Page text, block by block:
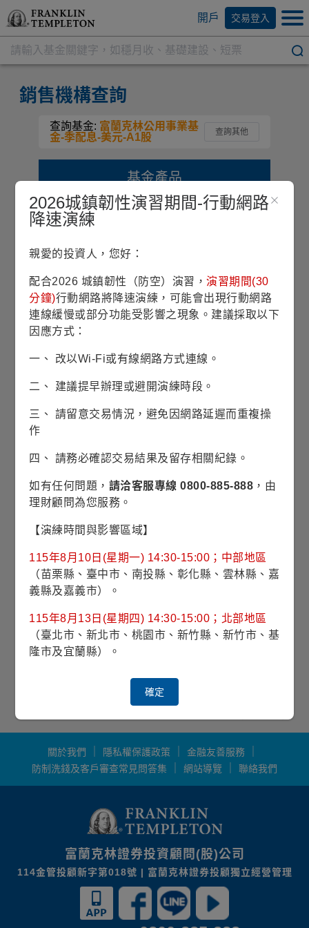
開戶 交易登入
銷售機構查詢
查詢基金: 富蘭克林公用事業基
金-季配息-美元-A1股
查詢其他
基金產品
富蘭克林公用事業基金
類別
配息方式
季配息
美元
A1
展開銷售機構
表示僅可承做單筆
(本銷售機構列表是依銀行代碼排序)
富蘭克林證券投顧 臺灣銀行
國泰世華 高雄銀行
台灣企銀 台中商銀
華泰銀行 新光銀行 陽信銀行
三信銀行 聯邦銀行
元大銀行 永豐銀行 玉山銀行
凱基銀行 安泰銀行 中國信託
*資料僅供參考，如有異動，以銀行規定辦法辦
關於我們 隱私權保護政策
金融友善服務
防制洗錢及客戶審查常見問答集
網站導覽 聯絡我們
富蘭克林證券投資顧問(股)公司
114金管投顧新字第018號 | 富蘭克林證券投顧獨立經營管理
2026城鎮韌性演習期間-行動網路
降速演練
親愛的投資人，您好：
配合2026 城鎮韌性（防空）演習，演習期間(30
分鐘)行動網路將降速演練，可能會出現行動網路
連線緩慢或部分功能受影響之現象。建議採取以下
因應方式：
一、 改以Wi-Fi或有線網路方式連線。
二、 建議提早辦理或避開演練時段。
三、 請留意交易情況，避免因網路延遲而重複操
作
四、 請務必確認交易結果及留存相關紀錄。
如有任何問題， 請洽客服專線 0800-885-888 ，由
理財顧問為您服務。
【演練時間與影響區域】
115年8月10日(星期一) 14:30-15:00；中部地區
（苗栗縣、臺中市、南投縣、彰化縣、雲林縣、嘉
義縣及嘉義市）。
115年8月13日(星期四) 14:30-15:00；北部地區
（臺北市、新北市、桃園市、新竹縣、新竹市、基
隆市及宜蘭縣）。
確定